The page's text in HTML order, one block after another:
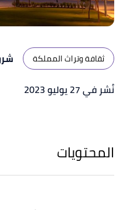
ثقافة وتراث المملكة
نُشر في 27 يوليو 2023
المحتويات